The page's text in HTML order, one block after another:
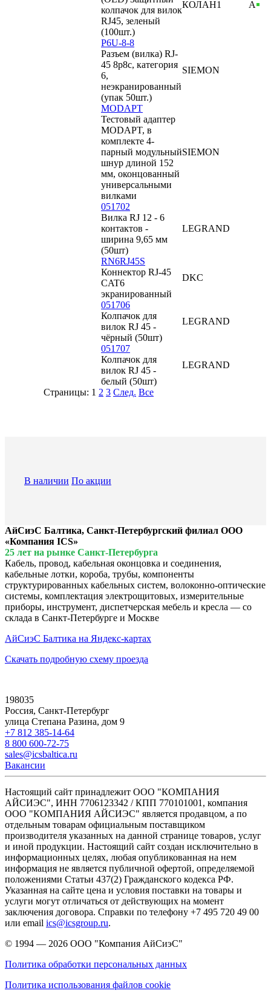
колпачок для вилок
RJ45, зеленый
(100шт.)
КОЛАН1 А
P6U-8-8
Разъем (вилка) RJ-
45 8p8c, категория
6,
неэкранированный
(упак 50шт.)
SIEMON
MODAPT
Тестовый адаптер
MODAPT, в
комплекте 4-
парный модульный
шнур длиной 152
мм, оконцованный
универсальными
вилками
SIEMON
051702
Вилка RJ 12 - 6
контактов -
ширина 9,65 мм
(50шт)
LEGRAND
RN6RJ45S
Коннектор RJ-45
CAT6
экранированный
DKC
051706
Колпачок для
вилок RJ 45 -
чёрный (50шт)
LEGRAND
051707
Колпачок для
вилок RJ 45 -
белый (50шт)
LEGRAND
Страницы: 1 2 3 След. Все
В наличии По акции
АйСиэС Балтика, Санкт-Петербургский филиал ООО
«Компания ICS»
25 лет на рынке Санкт-Петербурга
Кабель, провод, кабельная оконцовка и соединения,
кабельные лотки, короба, трубы, компоненты
структурированных кабельных систем, волоконно-оптические
системы, комплектация электрощитовых, измерительные
приборы, инструмент, диспетчерская мебель и кресла — со
склада в Санкт-Петербурге и Москве
АйСиэС Балтика на Яндекс-картах
Скачать подробную схему проезда
198035
Россия, Санкт-Петербург
улица Степана Разина, дом 9
+7 812 385-14-64
8 800 600-72-75
sales@icsbaltica.ru
Вакансии
Настоящий сайт принадлежит ООО "КОМПАНИЯ
АЙСИЭС", ИНН 7706123342 / КПП 770101001, компания
ООО "КОМПАНИЯ АЙСИЭС" является продавцом, а по
отдельным товарам официальным поставщиком
производителя указанных на данной странице товаров, услуг
и иной продукции. Настоящий сайт создан исключительно в
информационных целях, любая опубликованная на нем
информация не является публичной офертой, определяемой
положениями Статьи 437(2) Гражданского кодекса РФ.
Указанная на сайте цена и условия поставки на товары и
услуги могут отличаться от действующих на момент
заключения договора. Справки по телефону +7 495 720 49 00
или email ics@icsgroup.ru.
© 1994 — 2026 ООО "Компания АйСиэС"
Политика обработки персональных данных
Политика использования файлов cookie